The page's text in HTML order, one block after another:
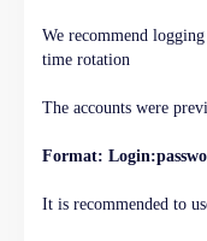
We recommend
time rotation
The accounts were
Format:
It is recommended to